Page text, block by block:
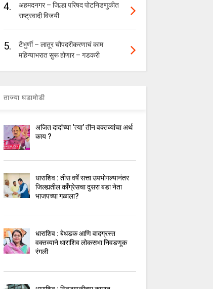
4.
अहमदनगर – जिल्हा परिषद पोटनिडणुकीत
राष्ट्रवादी विजयी
5.
टेंभुर्णी – लातूर चौपदरीकरणाचं काम
महिन्याभरात सुरू होणार – गडकरी
ताज्या घडामोडी
अजित दादांच्या ‘त्या’ तीन वक्तव्यांचा अर्थ
काय ?
धाराशिव : तीस वर्षे सत्ता उपभोगल्यानंतर
जिल्ह्यतील कॉंग्रेसचा दुसरा बडा नेता
भाजपच्या गळाला?
धाराशिव : बेधडक आणि वादग्रस्त
वक्तव्याने धाराशिव लोकसभा निवडणूक
रंगली